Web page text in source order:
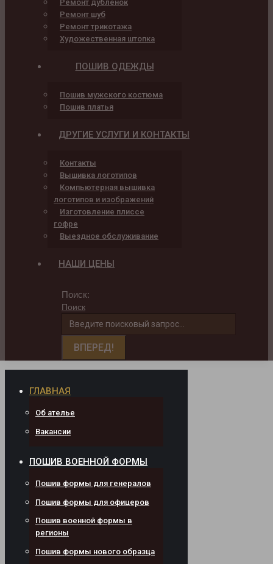
Ремонт дубленок
Ремонт шуб
Ремонт трикотажа
Художественная штопка
ПОШИВ ОДЕЖДЫ
Пошив мужского костюма
Пошив платья
ДРУГИЕ УСЛУГИ И КОНТАКТЫ
Контакты
Вышивка логотипов
Компьютерная вышивка
логотипов и изображений
Изготовление плиссе
гофре
Выездное обслуживание
НАШИ ЦЕНЫ
Поиск:
Поиск
ГЛАВНАЯ
Об ателье
Вакансии
ПОШИВ ВОЕННОЙ ФОРМЫ
Пошив формы для генералов
Пошив формы для офицеров
Пошив военной формы в
регионы
Пошив формы нового образца